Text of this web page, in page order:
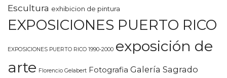
Escultura exhibicion de pintura
EXPOSICIONES PUERTO RICO
EXPOSICIONES PUERTO RICO 1990-2000 exposición de
arte Florencio Gelabert Fotografia Galería Sagrado